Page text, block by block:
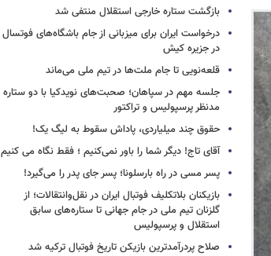
بازگشت ستاره خارجی استقلال منتفی شد
درخواست ایران برای میزبانی از جام باشگاه‌های فوتسال
در جزیره کیش
قلعه‌نویی تا جام ملت‌ها در تیم ملی می‌ماند
جلسه مهم در سپاهان؛ صحبت‌های نویدکیا با دو ستاره
مدنظر پرسپولیس و تراکتور
حقوق چند میلیاردی، پاداش سقوط به لیگ یک!
آقای تاج! دیگر شما را باور نمی‌کنیم ؛ فقط نگاه می کنیم
پسر مسی در راه بارسلونا؛ پسر جای پدر را می‌گیرد!
بازیکنان بلاتکلیف فوتبال ایران در نقل‌وانتقالات؛ از
گلزنان تیم ملی در جام جهانی تا ستاره‌های سابق
استقلال و پرسپولیس
صلاح پردرآمدترین بازیکن تاریخ فوتبال ترکیه شد